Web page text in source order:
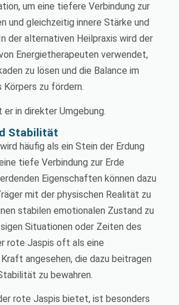
um eine tiefere Verbindung zur
und gleichzeitig innere Stärke und
der alternativen Heilpraxis wird der
Energietherapeuten verwendet,
zu lösen und die Balance im
Körpers zu fördern.
in direkter Umgebung.
Stabilität
häufig als ein Stein der Erdung
tiefe Verbindung zur Erde
Eigenschaften können dazu
mit der physischen Realität zu
stabilen emotionalen Zustand zu
Situationen oder Zeiten des
rote Jaspis oft als eine
angesehen, die dazu beitragen
zu bewahren.
rote Jaspis bietet, ist besonders